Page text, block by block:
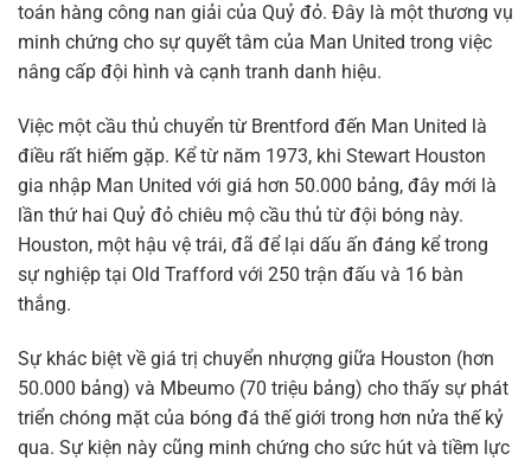
toán hàng công nan giải của Quỷ đỏ. Đây là một thương vụ
minh chứng cho sự quyết tâm của Man United trong việc
nâng cấp đội hình và cạnh tranh danh hiệu.
Việc một cầu thủ chuyển từ Brentford đến Man United là
điều rất hiếm gặp. Kể từ năm 1973, khi Stewart Houston
gia nhập Man United với giá hơn 50.000 bảng, đây mới là
lần thứ hai Quỷ đỏ chiêu mộ cầu thủ từ đội bóng này.
Houston, một hậu vệ trái, đã để lại dấu ấn đáng kể trong
sự nghiệp tại Old Trafford với 250 trận đấu và 16 bàn
thắng.
Sự khác biệt về giá trị chuyển nhượng giữa Houston (hơn
50.000 bảng) và Mbeumo (70 triệu bảng) cho thấy sự phát
triển chóng mặt của bóng đá thế giới trong hơn nửa thế kỷ
qua. Sự kiện này cũng minh chứng cho sức hút và tiềm lực